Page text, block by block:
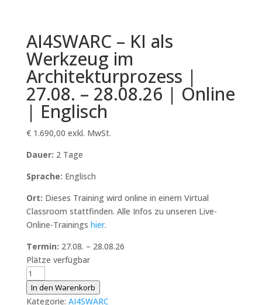
AI4SWARC – KI als
Werkzeug im
Architekturprozess |
27.08. – 28.08.26 | Online
| Englisch
€1.690,00 exkl. MwSt.
Dauer: 2 Tage
Sprache: Englisch
Ort: Dieses Training wird online in einem Virtual
Classroom stattfinden. Alle Infos zu unseren Live-
Online-Trainings hier.
Termin: 27.08. – 28.08.26
Plätze verfügbar
AI4SWARC
–
KI
In den Warenkorb
Kategorie: AI4SWARC